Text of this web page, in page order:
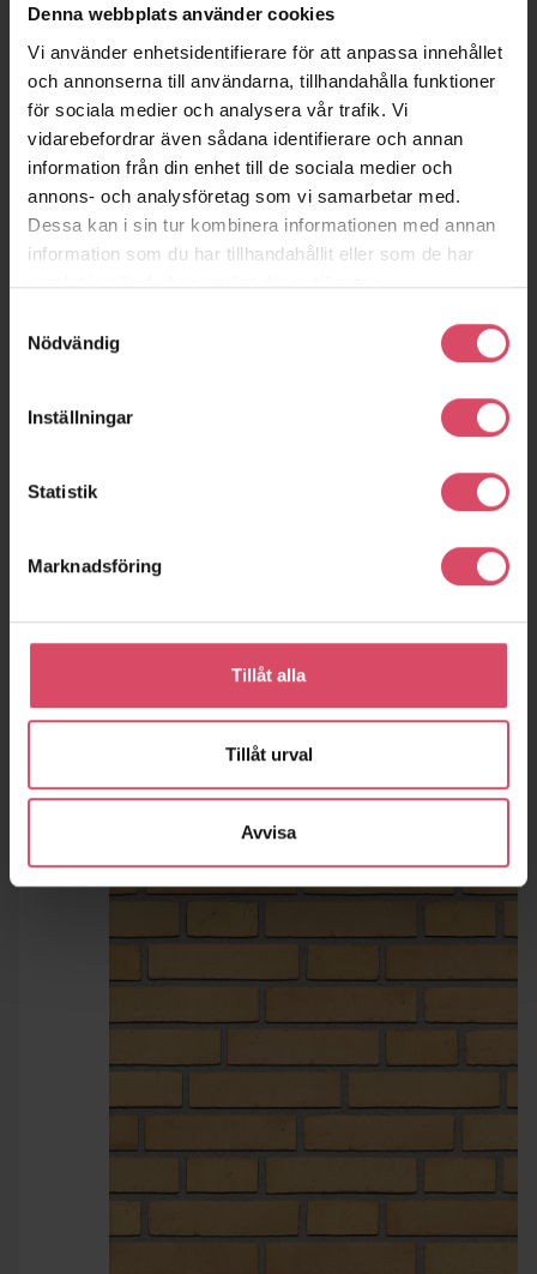
Denna webbplats använder cookies
Vi använder enhetsidentifierare för att anpassa innehållet
och annonserna till användarna, tillhandahålla funktioner
för sociala medier och analysera vår trafik. Vi
vidarebefordrar även sådana identifierare och annan
information från din enhet till de sociala medier och
annons- och analysföretag som vi samarbetar med.
Dessa kan i sin tur kombinera informationen med annan
information som du har tillhandahållit eller som de har
samlat in när du har använt deras tjänster.
Nödvändig
Inställningar
Statistik
Marknadsföring
Tillåt alla
Tillåt urval
Avvisa
Murdesigner
Med hjälp av Tegelmästers® Murdesigner kan du snabbt och
enkelt visualisera vårt breda sortiment av tegel. Välj tegel,
murbruk och förband. Du kan även blanda olika tegelsorter.
Exportera din textur och applicera till din 3D-konstruktion. Du
hittar en beskrivning över hur du lägger in bilden i ditt 3D-
program, underBIM.